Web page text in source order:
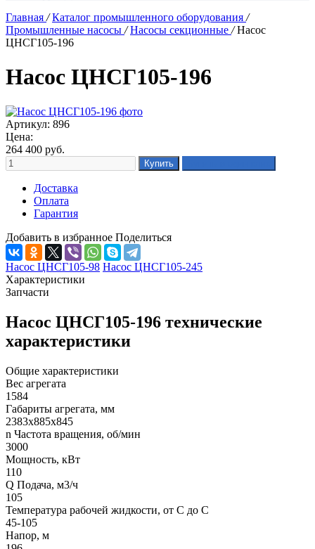
Главная / Каталог промышленного оборудования /
Промышленные насосы / Насосы секционные / Насос
ЦНСГ105-196
Насос ЦНСГ105-196
Артикул: 896
Цена:
264 400 руб.
Доставка
Оплата
Гарантия
Добавить в избранное Поделиться
Насос ЦНСГ105-98 Насос ЦНСГ105-245
Характеристики
Запчасти
Насос ЦНСГ105-196 технические
характеристики
Общие характеристики
Вес агрегата
1584
Габариты агрегата, мм
2383х885х845
n Частота вращения, об/мин
3000
Мощность, кВт
110
Q Подача, м3/ч
105
Температура рабочей жидкости, от С до С
45-105
Напор, м